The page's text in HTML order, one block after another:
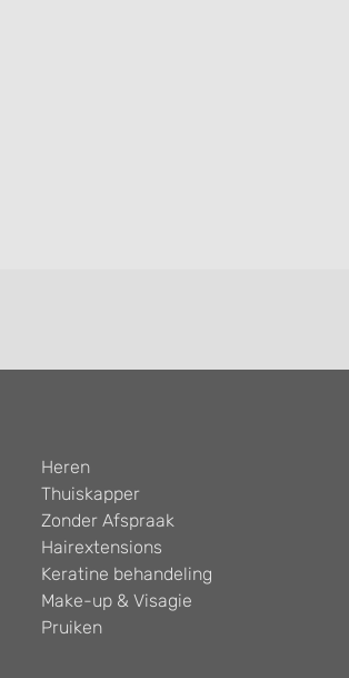
Heren
Thuiskapper
Zonder Afspraak
Hairextensions
Keratine behandeling
Make-up & Visagie
Pruiken